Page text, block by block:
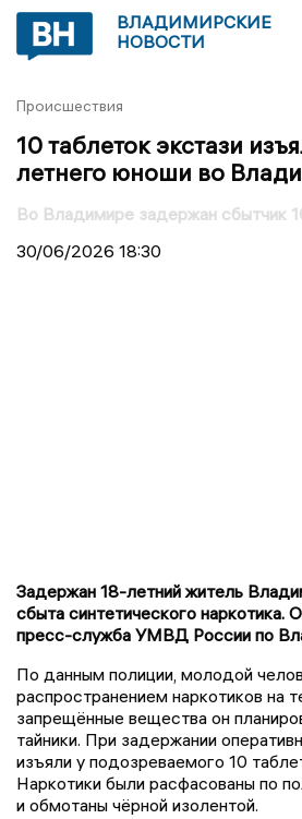
ВЛАДИМИРСКИЕ
НОВОСТИ
Происшествия
10 таблеток экстази
летнего юноши во
Во Владимире задержан сбытчик
30/06/2026 18:30
Задержан 18-летний житель
сбыта синтетического
пресс-служба УМВД России по
По данным полиции, молодой
распространением наркотиков на
запрещённые вещества он
тайники. При задержании
изъяли у подозреваемого 10
Наркотики были расфасованы по
и обмотаны чёрной изолентой.